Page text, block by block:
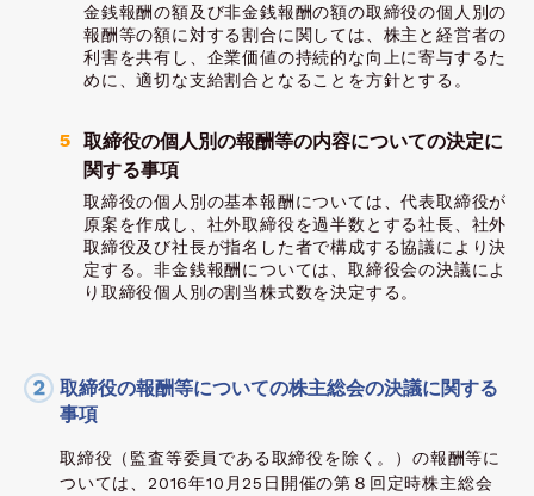
金銭報酬の額及び非金銭報酬の額の取締役の個人別の
報酬等の額に対する割合に関しては、株主と経営者の
利害を共有し、企業価値の持続的な向上に寄与するた
めに、適切な支給割合となることを方針とする。
取締役の個人別の報酬等の内容についての決定に
関する事項
取締役の個人別の基本報酬については、代表取締役が
原案を作成し、社外取締役を過半数とする社長、社外
取締役及び社長が指名した者で構成する協議により決
定する。非金銭報酬については、取締役会の決議によ
り取締役個人別の割当株式数を決定する。
取締役の報酬等についての株主総会の決議に関する
事項
取締役（監査等委員である取締役を除く。）の報酬等に
ついては、2016年10月25日開催の第８回定時株主総会